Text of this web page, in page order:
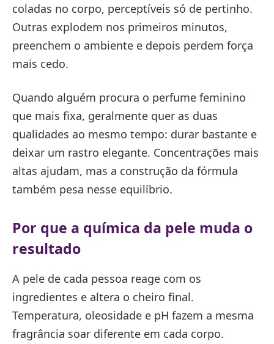
coladas no corpo, perceptíveis só de pertinho.
Outras explodem nos primeiros minutos,
preenchem o ambiente e depois perdem força
mais cedo.
Quando alguém procura o perfume feminino
que mais fixa, geralmente quer as duas
qualidades ao mesmo tempo: durar bastante e
deixar um rastro elegante. Concentrações mais
altas ajudam, mas a construção da fórmula
também pesa nesse equilíbrio.
Por que a química da pele muda o
resultado
A pele de cada pessoa reage com os
ingredientes e altera o cheiro final.
Temperatura, oleosidade e pH fazem a mesma
fragrância soar diferente em cada corpo.